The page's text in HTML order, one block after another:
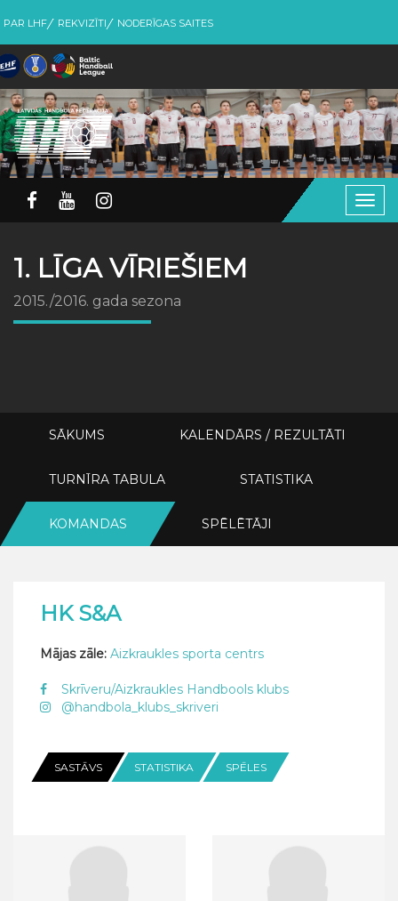
PAR LHF REKVIZĪTI NODERĪGAS SAITES
1. LĪGA VĪRIEŠIEM
2015./2016. gada sezona
SĀKUMS KALENDĀRS / REZULTĀTI
TURNĪRA TABULA STATISTIKA
KOMANDAS SPĒLĒTĀJI
HK S&A
Mājas zāle: Aizkraukles sporta centrs
Skrīveru/Aizkraukles Handbools klubs
@handbola_klubs_skriveri
SASTĀVS STATISTIKA SPĒLES